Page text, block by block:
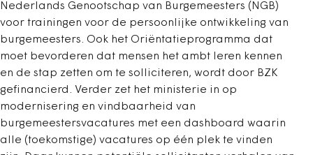
Nederlands Genootschap van Burgemeesters (NGB)
voor trainingen voor de persoonlijke ontwikkeling van
burgemeesters. Ook het Oriëntatieprogramma dat
moet bevorderen dat mensen het ambt leren kennen
en de stap zetten om te solliciteren, wordt door BZK
gefinancierd. Verder zet het ministerie in op
modernisering en vindbaarheid van
burgemeestersvacatures met een dashboard waarin
alle (toekomstige) vacatures op één plek te vinden